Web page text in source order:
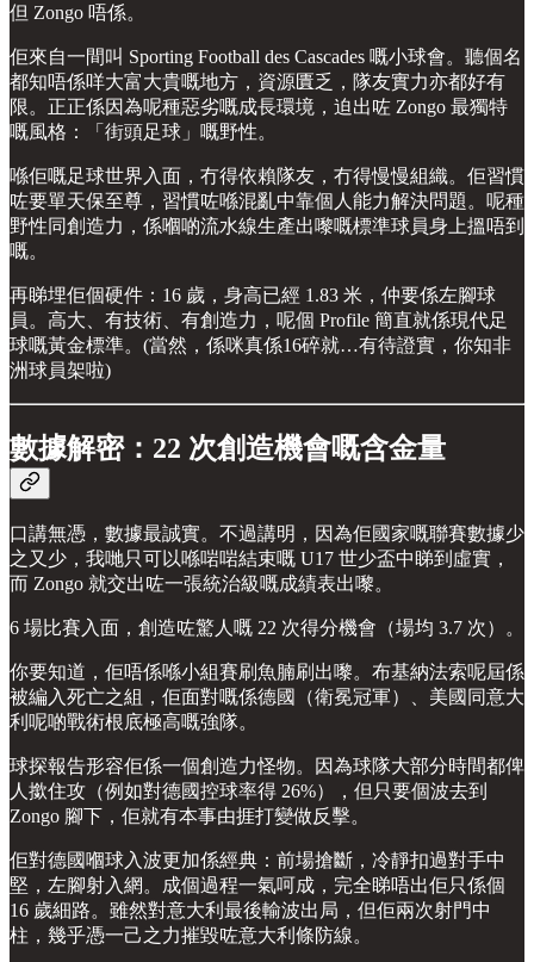
但 Zongo 唔係。
佢來自一間叫 Sporting Football des Cascades 嘅小球會。聽個名
都知唔係咩大富大貴嘅地方，資源匱乏，隊友實力亦都好有
限。正正係因為呢種惡劣嘅成長環境，迫出咗 Zongo 最獨特
嘅風格：「街頭足球」嘅野性。
喺佢嘅足球世界入面，冇得依賴隊友，冇得慢慢組織。佢習慣
咗要單天保至尊，習慣咗喺混亂中靠個人能力解決問題。呢種
野性同創造力，係嗰啲流水線生產出嚟嘅標準球員身上搵唔到
嘅。
再睇埋佢個硬件：16 歲，身高已經 1.83 米，仲要係左腳球
員。高大、有技術、有創造力，呢個 Profile 簡直就係現代足
球嘅黃金標準。(當然，係咪真係16碎就…有待證實，你知非
洲球員架啦)
數據解密：22 次創造機會嘅含金量
口講無憑，數據最誠實。不過講明，因為佢國家嘅聯賽數據少
之又少，我哋只可以喺啱啱結束嘅 U17 世少盃中睇到虛實，
而 Zongo 就交出咗一張統治級嘅成績表出嚟。
6 場比賽入面，創造咗驚人嘅 22 次得分機會（場均 3.7 次）。
你要知道，佢唔係喺小組賽刷魚腩刷出嚟。布基納法索呢屆係
被編入死亡之組，佢面對嘅係德國（衛冕冠軍）、美國同意大
利呢啲戰術根底極高嘅強隊。
球探報告形容佢係一個創造力怪物。因為球隊大部分時間都俾
人撳住攻（例如對德國控球率得 26%），但只要個波去到
Zongo 腳下，佢就有本事由捱打變做反擊。
佢對德國嗰球入波更加係經典：前場搶斷，冷靜扣過對手中
堅，左腳射入網。成個過程一氣呵成，完全睇唔出佢只係個
16 歲細路。雖然對意大利最後輸波出局，但佢兩次射門中
柱，幾乎憑一己之力摧毀咗意大利條防線。